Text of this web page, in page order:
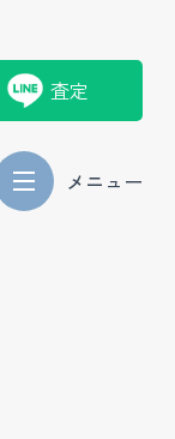
査定
メニュー